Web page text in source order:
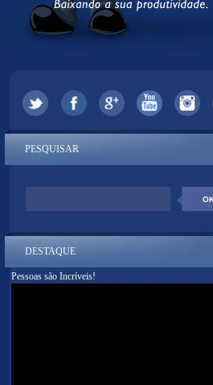
PESQUISAR
DESTAQUE
Pessoas são Incríveis!